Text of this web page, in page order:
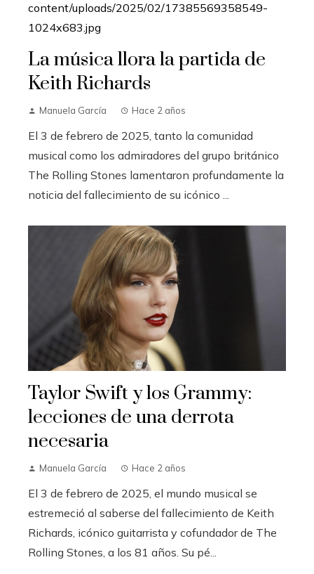
La música llora la partida de
Keith Richards
Manuela García Hace 2 años
El 3 de febrero de 2025, tanto la comunidad
musical como los admiradores del grupo británico
The Rolling Stones lamentaron profundamente la
noticia del fallecimiento de su icónico ...
Taylor Swift y los Grammy:
lecciones de una derrota
necesaria
Manuela García Hace 2 años
El 3 de febrero de 2025, el mundo musical se
estremeció al saberse del fallecimiento de Keith
Richards, icónico guitarrista y cofundador de The
Rolling Stones, a los 81 años. Su pé...